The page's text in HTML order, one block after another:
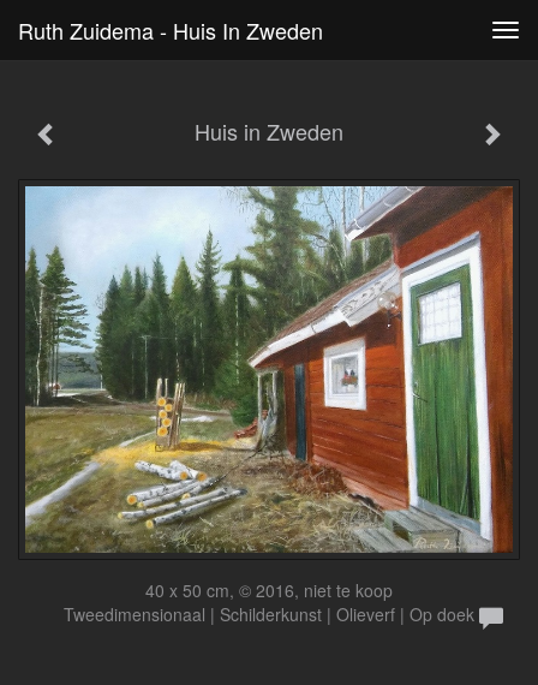
Ruth Zuidema - Huis In Zweden
Huis in Zweden
40 x 50 cm, © 2016, niet te koop
Tweedimensionaal | Schilderkunst | Olieverf | Op doek